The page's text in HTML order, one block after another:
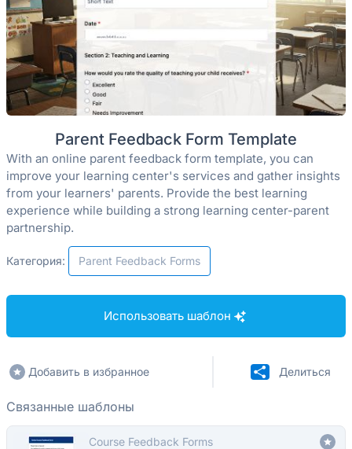
Parent Feedback Form Template
With an online parent feedback form template, you can
improve your learning center's services and gather insights
from your learners' parents. Provide the best learning
experience while building a strong learning center-parent
partnership.
Категория: Parent Feedback Forms
Использовать шаблон
Добавить в избранное Делиться
Связанные шаблоны
Course Feedback Forms